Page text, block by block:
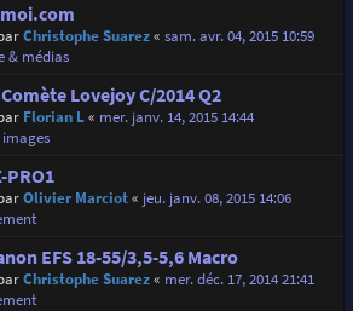
Christophe Suarez« sam. avr. 04, 2015 10:59
& médias
Lovejoy C/2014 Q2
Florian L« mer. janv. 14, 2015 14:44
PRO1
Olivier Marciot« jeu. janv. 08, 2015 14:06
EFS 18-55/3,5-5,6 Macro
Christophe Suarez« mer. déc. 17, 2014 21:41